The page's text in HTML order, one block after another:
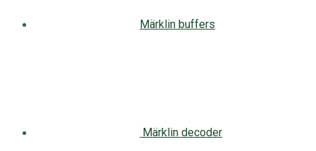
Märklin buffers
Märklin decoder